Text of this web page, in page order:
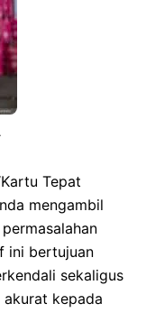
Tepat
mengambil
ini bertujuan
sekaligus
akurat kepada